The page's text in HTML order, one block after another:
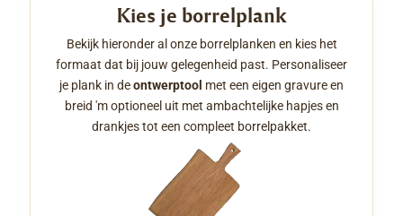
Kies je borrelplank
Bekijk hieronder al onze borrelplanken en kies het
formaat dat bij jouw gelegenheid past. Personaliseer
je plank in deontwerptool met een eigen gravure en
breid 'm optioneel uit met ambachtelijke hapjes en
drankjes tot een compleet borrelpakket.